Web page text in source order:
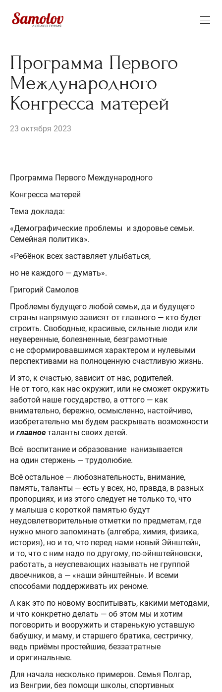
Программа Первого
Международного
Конгресса матерей
23 октября 2023
Программа Первого Международного
Конгресса матерей
Тема доклада:
«Демографические проблемы и здоровье семьи.
Семейная политика».
«Ребёнок всех заставляет улыбаться,
но не каждого — думать».
Григорий Самолов
Проблемы будущего любой семьи, да и будущего
страны напрямую зависят от главного — кто будет
строить. Свободные, красивые, сильные люди или
неуверенные, болезненные, безграмотные
с не сформировавшимся характером и нулевыми
перспективами на полноценную счастливую жизнь.
И это, к счастью, зависит от нас, родителей.
Не от того, как нас окружит, или не сможет окружить
заботой наше государство, а оттого — как
внимательно, бережно, осмысленно, настойчиво,
изобретательно мы будем раскрывать возможности
и главное таланты своих детей.
Всё воспитание и образование нанизывается
на один стержень — трудолюбие.
Всё остальное — любознательность, внимание,
память, таланты — есть у всех, но, правда, в разных
пропорциях, и из этого следует не только то, что
у малыша с короткой памятью будут
неудовлетворительные отметки по предметам, где
нужно много запоминать (алгебра, химия, физика,
история), но и то, что перед нами новый Эйнштейн,
и то, что с ним надо по другому, по-эйнштейновски,
работать, а неуспевающих называть не группой
двоечников, а — «наши эйнштейны». И всеми
способами поддерживать их реноме.
А как это по новому воспитывать, какими методами,
и что конкретно делать — об этом мы и хотим
поговорить и вооружить и старенькую уставшую
бабушку, и маму, и старшего братика, сестричку,
ведь приёмы простейшие, беззатратные
и оригинальные.
Для начала несколько примеров. Семья Полгар,
из Венгрии, без помощи школы, спортивных